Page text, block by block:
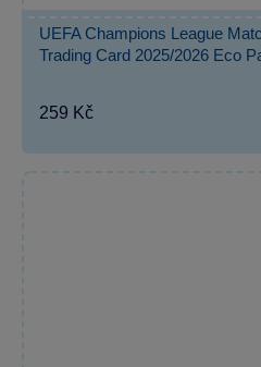
UEFA Champions League
Trading Card 2025/2026 Eco
259 Kč